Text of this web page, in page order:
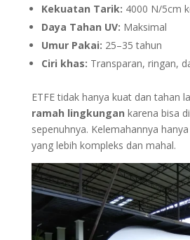
Kekuatan Tarik: 4000 N/5cm
Daya Tahan UV: Maksimal
Umur Pakai: 25–35 tahun
Ciri khas: Transparan, ringan,
ETFE tidak hanya kuat dan tahan
ramah lingkungan karena bisa
sepenuhnya. Kelemahannya
yang lebih kompleks dan mahal.